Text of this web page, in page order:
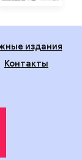
издания
Контакты